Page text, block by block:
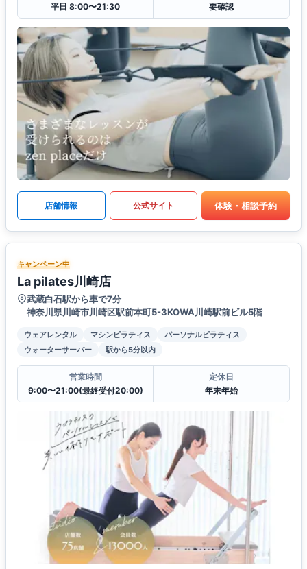
平日 8:00〜21:30
要確認
店舗情報 公式サイト 体験・相談予約
キャンペーン中
La pilates川崎店
武蔵白石駅から車で7分
神奈川県川崎市川崎区駅前本町5-3KOWA川崎駅前ビル5階
ウェアレンタル マシンピラティス
パーソナルピラティス
ウォーターサーバー
駅から5分以内
営業時間
9:00〜21:00(最終受付20:00)
定休日
年末年始